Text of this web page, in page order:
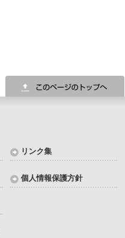
リンク集
個人情報保護方針